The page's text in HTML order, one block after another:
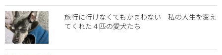
旅行に行けなくてもかまわない 私の人生を変え
てくれた４匹の愛犬たち